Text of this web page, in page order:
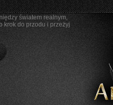
światem realnym,
krok do przodu i przeżyj